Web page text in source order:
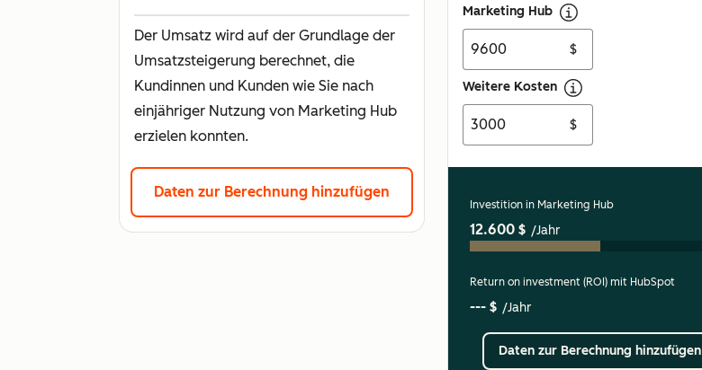
Der Umsatz wird auf der Grundlage der
Umsatzsteigerung berechnet, die
Kundinnen und Kunden wie Sie nach
einjähriger Nutzung von Marketing Hub
erzielen konnten.
Daten zur Berechnung hinzufügen
Marketing Hub
$
Weitere Kosten
$
Investition in Marketing Hub
12.600 $ /Jahr
Return on investment (ROI) mit HubSpot
--- $ /Jahr
Daten zur Berechnung hinzufügen